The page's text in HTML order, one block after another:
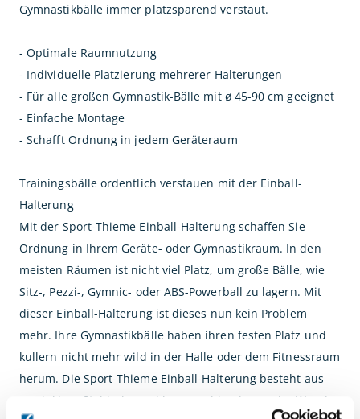
Gymnastikbälle immer platzsparend verstaut.
- Optimale Raumnutzung
- Individuelle Platzierung mehrerer Halterungen
- Für alle großen Gymnastik-Bälle mit ø 45-90 cm geeignet
- Einfache Montage
- Schafft Ordnung in jedem Geräteraum
Trainingsbälle ordentlich verstauen mit der Einball-
Halterung
Mit der Sport-Thieme Einball-Halterung schaffen Sie
Ordnung in Ihrem Geräte- oder Gymnastikraum. In den
meisten Räumen ist nicht viel Platz, um große Bälle, wie
Sitz-, Pezzi-, Gymnic- oder ABS-Powerball zu lagern. Mit
dieser Einball-Halterung ist dieses nun kein Problem
mehr. Ihre Gymnastikbälle haben ihren festen Platz und
kullern nicht mehr wild in der Halle oder dem Fitnessraum
herum. Die Sport-Thieme Einball-Halterung besteht aus
verzinktem Stahlrohr und kann problemlos an der Wand